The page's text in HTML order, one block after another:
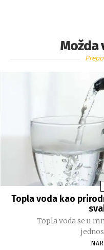
Možda
Topla voda kao
Topla voda se u